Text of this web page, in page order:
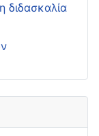
διδασκαλία